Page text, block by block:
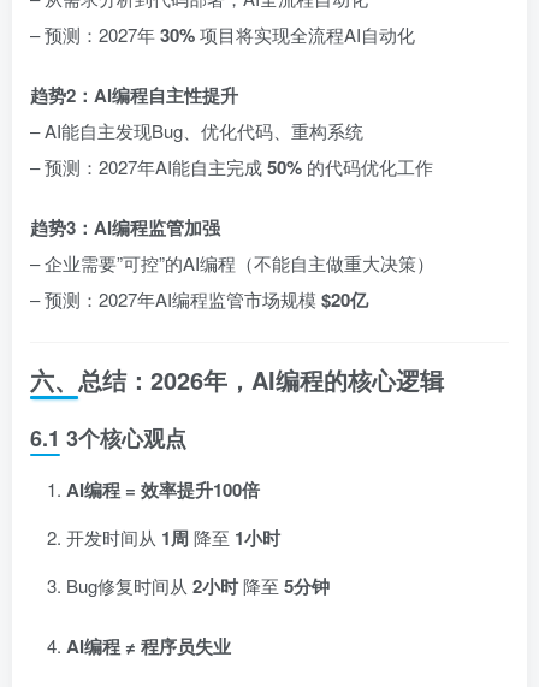
– 预测：2027年30%项目将实现全流程AI自动化
趋势2：AI编程自主性提升
– AI能自主发现Bug、优化代码、重构系统
– 预测：2027年AI能自主完成50% 的代码优化工作
趋势3：AI编程监管加强
– 企业需要”可控”的AI编程（不能自主做重大决策）
– 预测：2027年AI编程监管市场规模 $20亿
六、总结：2026年，AI编程的核心逻辑
6.1 3个核心观点
AI编程 = 效率提升100倍
开发时间从 1周 降至 1小时
Bug修复时间从 2小时降至 5分钟
AI编程 ≠ 程序员失业